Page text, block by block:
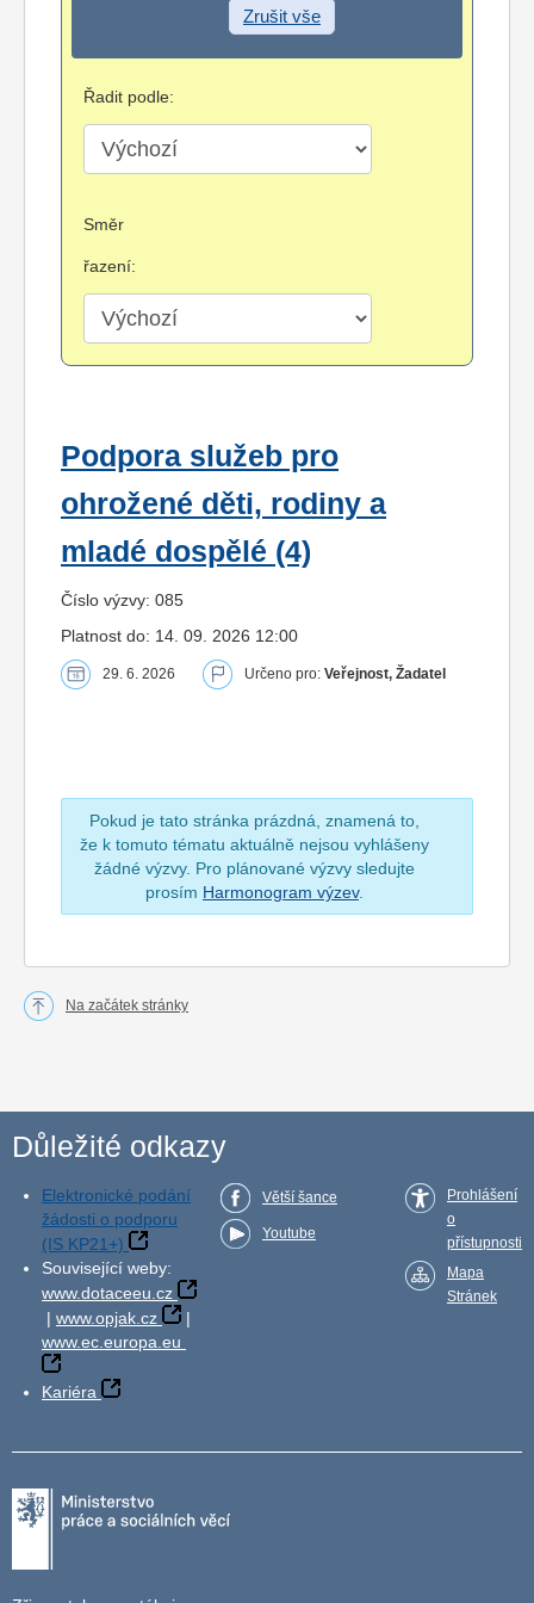
Zrušit vše
Řadit podle:
Směr
řazení:
Podpora služeb pro
ohrožené děti, rodiny a
mladé dospělé (4)
Číslo výzvy: 085
Platnost do: 14. 09. 2026 12:00
29. 6. 2026 Určeno pro: Veřejnost, Žadatel
Pokud je tato stránka prázdná, znamená to,
že k tomuto tématu aktuálně nejsou vyhlášeny
žádné výzvy. Pro plánované výzvy sledujte
prosím Harmonogram výzev.
Na začátek stránky
Důležité odkazy
Elektronické podání
žádosti o podporu
(IS KP21+)
Související weby:
www.dotaceeu.cz
| www.opjak.cz
|
www.ec.europa.eu
Kariéra
Větší šance
Youtube
Prohlášení
o
přístupnosti
Mapa
Stránek